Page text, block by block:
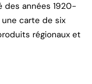
des années 1920-
une carte de six
régionaux et